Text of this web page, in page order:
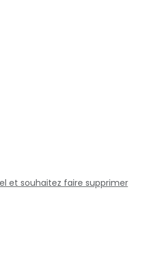
et souhaitez faire supprimer